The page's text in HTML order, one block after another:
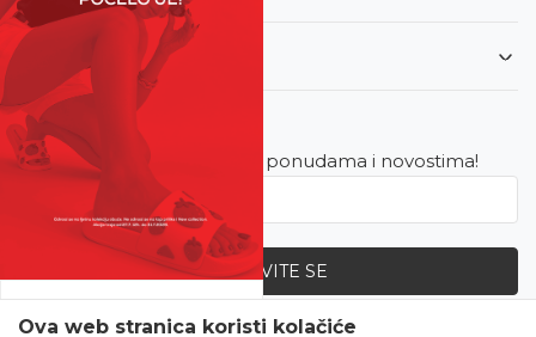
SVE UPOLA CIJENE!
Korisnički servis
Newsletter
Budite u toku sa najnovijim ponudama i novostima!
PRIJAVITE SE
Ova web stranica koristi kolačiće